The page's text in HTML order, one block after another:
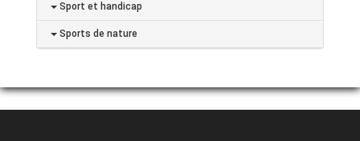
Sport et handicap
Sports de nature